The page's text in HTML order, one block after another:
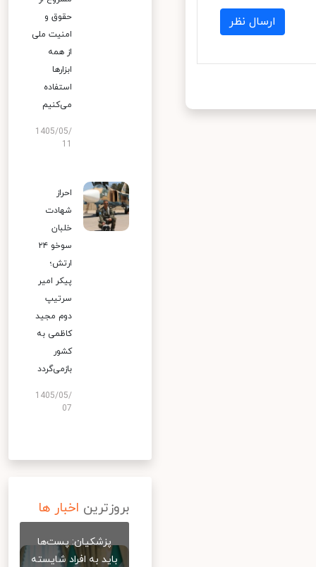
ارسال نظر
حقوق و
امنیت ملی
از همه
ابزارها
استفاده
می‌کنیم
1405/05/
احراز
شهادت
خلبان
سوخو ۲۴
ارتش؛
پیکر امیر
سرتیپ
دوم مجید
کاظمی به
کشور
بازمی‌گردد
1405/05/
07
بروزترین اخبار ها
پزشکیان: پست‌ها
باید به افراد شایسته